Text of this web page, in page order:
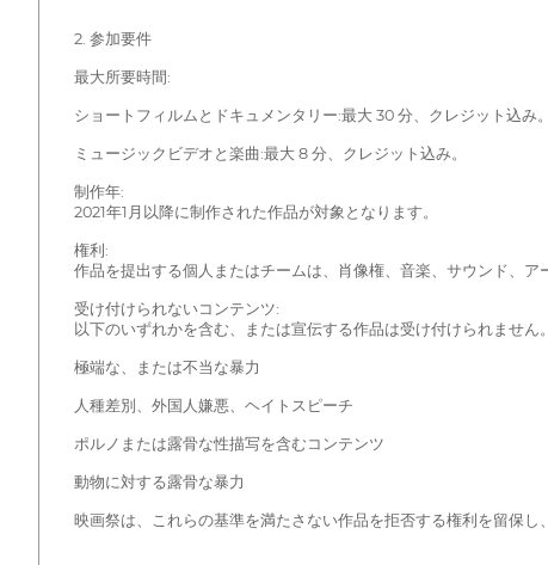
2. 参加要件
最大所要時間:
ショートフィルムとドキュメンタリー:最大 30 分、クレジット込み。
ミュージックビデオと楽曲:最大 8 分、クレジット込み。
制作年:
2021年1月以降に制作された作品が対象となります。
権利:
作品を提出する個人またはチームは、肖像権、音楽、サウンド、
受け付けられないコンテンツ:
以下のいずれかを含む、または宣伝する作品は受け付けられません。
極端な、または不当な暴力
人種差別、外国人嫌悪、ヘイトスピーチ
ポルノまたは露骨な性描写を含むコンテンツ
動物に対する露骨な暴力
映画祭は、これらの基準を満たさない作品を拒否する権利を留保し